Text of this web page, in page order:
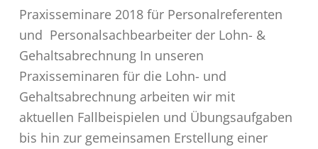
Praxisseminare 2018 für Personalreferenten
und Personalsachbearbeiter der Lohn- &
Gehaltsabrechnung In unseren
Praxisseminaren für die Lohn- und
Gehaltsabrechnung arbeiten wir mit
aktuellen Fallbeispielen und Übungsaufgaben
bis hin zur gemeinsamen Erstellung einer